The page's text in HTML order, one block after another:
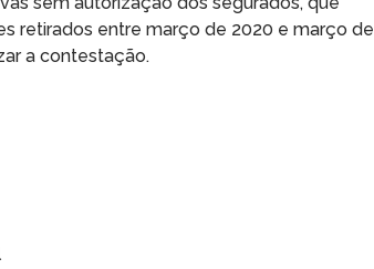
retirados entre março de 2020 e março de
a contestação.